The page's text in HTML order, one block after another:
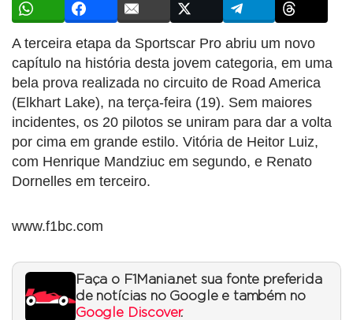
A terceira etapa da Sportscar Pro abriu um novo
capítulo na história desta jovem categoria, em uma
bela prova realizada no circuito de Road America
(Elkhart Lake), na terça-feira (19). Sem maiores
incidentes, os 20 pilotos se uniram para dar a volta
por cima em grande estilo. Vitória de Heitor Luiz,
com Henrique Mandziuc em segundo, e Renato
Dornelles em terceiro.
www.f1bc.com
Faça o F1Mania.net sua fonte preferida
de notícias no Google e também no
Google Discover.